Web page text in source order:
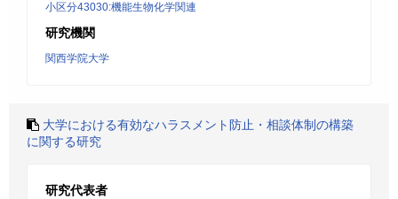
小区分43030:機能生物化学関連
研究機関
関西学院大学
大学における有効なハラスメント防止・相談体制の構築
に関する研究
研究代表者